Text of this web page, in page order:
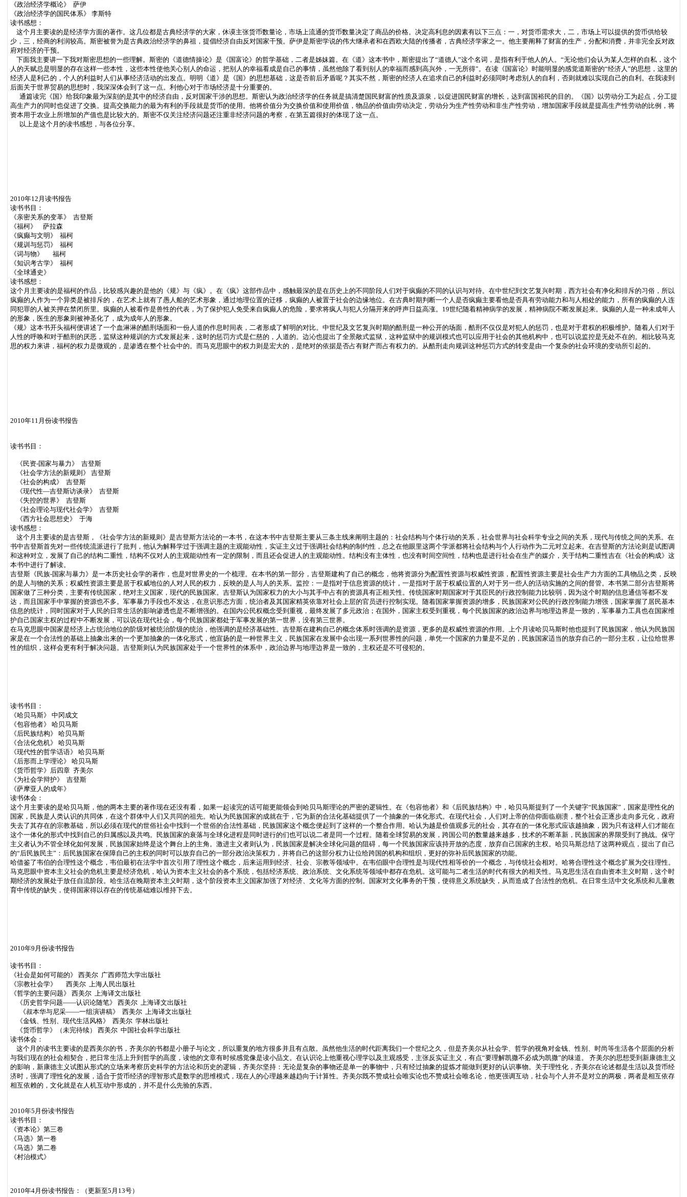
《政治经济学概论》 萨伊
《政治经济学的国民体系》 李斯特
读书感想：
这个月主要读的是经济学方面的著作。这几位都是古典经济学的大家，休谟主张货币数量论，市场上流通的货币数量决定了商品的价格。决定高利息的因素有以下三点：一，对货币需求大，二，市场上可以提供的货币供给较
少，三，经商的利润较高。斯密被誉为是古典政治经济学的鼻祖，提倡经济自由反对国家干预。萨伊是斯密学说的伟大继承者和在西欧大陆的传播者，古典经济学家之一。他主要阐释了财富的生产，分配和消费，并非完全反对政
府对经济的干预。
下面我主要讲一下我对斯密思想的一些理解。斯密的《道德情操论》是《国富论》的哲学基础，二者是姊妹篇。在《道》这本书中，斯密提出了“道德人”这个名词，是指有利于他人的人。“无论他们会认为某人怎样的自私，这个
人的天赋总是明显的存在这样一些本性，这些本性使他关心别人的命运，把别人的幸福看成是自己的事情，虽然他除了看到别人的幸福而感到高兴外，一无所得”。在读《国富论》时能明显的感觉道斯密的“经济人”的思想，这里的
经济人是利己的，个人的利益时人们从事经济活动的出发点。明明《道》是《国》的思想基础，这是否前后矛盾呢？其实不然，斯密的经济人在追求自己的利益时必须同时考虑别人的自利，否则就难以实现自己的自利。在我读到
后面关于世界贸易的思想时，我深深体会到了这一点。利他心对于市场经济是十分重要的。
通篇读完《国》给我印象最为深刻的是其中的经济自由，反对国家干涉的思想。斯密认为政治经济学的任务就是搞清楚国民财富的性质及源泉，以促进国民财富的增长，达到富国裕民的目的。《国》以劳动分工为起点，分工提
高生产力的同时也促进了交换。提高交换能力的最为有利的手段就是货币的使用。他将价值分为交换价值和使用价值，物品的价值由劳动决定，劳动分为生产性劳动和非生产性劳动，增加国家手段就是提高生产性劳动的比例，将
资本用于农业上所增加的产值也是比较大的。斯密不仅关注经济问题还注重非经济问题的考察，在第五篇很好的体现了这一点。
以上是这个月的读书感想，与各位分享。
2010年12月读书报告
读书书目：
《亲密关系的变革》 吉登斯
《福柯》 萨拉森
《疯癫与文明》 福柯
《规训与惩罚》 福柯
《词与物》 福柯
《知识考古学》 福柯
《全球通史》
读书感想：
这个月主要读的是福柯的作品，比较感兴趣的是他的《规》与《疯》。在《疯》这部作品中，感触最深的是在历史上的不同阶段人们对于疯癫的不同的认识与对待。在中世纪到文艺复兴时期，西方社会有净化和排斥的习俗，所以
疯癫的人作为一个异类是被排斥的，在艺术上就有了愚人船的艺术形象，通过地理位置的迁移，疯癫的人被置于社会的边缘地位。在古典时期判断一个人是否疯癫主要看他是否具有劳动能力和与人相处的能力，所有的疯癫的人连
同犯罪的人被关押在禁闭所里。疯癫的人被看作是兽性的代表，为了保护犯人免受来自疯癫人的危险，要求将疯人与犯人分隔开来的呼声日益高涨。19世纪随着精神病学的发展，精神病院不断发展起来。疯癫的人是一种未成年人
的形象，医生的形象则被神圣化了，成为成年人的形象。
《规》这本书开头福柯便讲述了一个血淋淋的酷刑场面和一份人道的作息时间表，二者形成了鲜明的对比。中世纪及文艺复兴时期的酷刑是一种公开的场面，酷刑不仅仅是对犯人的惩罚，也是对于君权的积极维护。随着人们对于
人性的呼唤和对于酷刑的厌恶，监狱这种规训的方式发展起来，这时的惩罚方式是仁慈的，人道的。边沁也提出了全景敞式监狱，这种监狱中的规训模式也可以应用于社会的其他机构中，也可以说监控是无处不在的。相比较马克
思的权力来讲，福柯的权力是微观的，是渗透在整个社会中的。而马克思眼中的权力则是宏大的，是绝对的依据是否占有财产而占有权力的。从酷刑走向规训这种惩罚方式的转变是由一个复杂的社会环境的变动所引起的。
2010年11月份读书报告
读书书目：
《民资-国家与暴力》 吉登斯
《社会学方法的新规则》 吉登斯
《社会的构成》 吉登斯
《现代性—吉登斯访谈录》 吉登斯
《失控的世界》 吉登斯
《社会理论与现代社会学》 吉登斯
《西方社会思想史》 于海
读书感想：
这个月主要读的是吉登斯，《社会学方法的新规则》是吉登斯方法论的一本书，在这本书中吉登斯主要从三条主线来阐明主题的：社会结构与个体行动的关系，社会世界与社会科学专业之间的关系，现代与传统之间的关系。在
书中吉登斯首先对一些传统流派进行了批判，他认为解释学过于强调主题的主观能动性，实证主义过于强调社会结构的制约性，总之在他眼里这两个学派都将社会结构与个人行动作为二元对立起来。在吉登斯的方法论则是试图调
和这种对立，发展了自己的结构二重性，结构不仅对人的主观能动性有一定的限制，而且还会促进人的主观能动性。结构没有主体性，也没有时间空间性，结构也是进行社会在生产的媒介，关于结构二重性吉在《社会的构成》这
本书中进行了解读。
吉登斯《民族-国家与暴力》是一本历史社会学的著作，也是对世界史的一个梳理。在本书的第一部分，吉登斯建构了自己的概念，他将资源分为配置性资源与权威性资源，配置性资源主要是社会生产力方面的工具物品之类，反映
的是人与物的关系；权威性资源主要是居于权威地位的人对人民的权力，反映的是人与人的关系。监控：一是指对于信息资源的统计，一是指对于居于权威位置的人对于另一些人的活动实施的之间的督管。本书第二部分吉登斯将
国家做了三种分类，主要有传统国家，绝对主义国家，现代的民族国家。吉登斯认为国家权力的大小与其手中占有的资源具有正相关性。传统国家时期国家对于其臣民的行政控制能力比较弱，因为这个时期的信息通信等都不发
达，而且国家手中掌握的资源也不多。军事暴力手段也不发达，在意识形态方面，统治者及其国家精英依靠对社会上层的官员进行控制实现。随着国家掌握资源的增多，民族国家对公民的行政控制能力增强，国家掌握了居民基本
信息的统计，同时国家对于人民的日常生活的影响渗透也是不断增强的。在国内公民权概念受到重视，最终发展了多元政治；在国外，国家主权受到重视，每个民族国家的政治边界与地理边界是一致的，军事暴力工具也在国家维
护自己国家主权的过程中不断发展，可以说在现代社会，每个民族国家都处于军事发展的第一世界，没有第三世界。
在马克思眼中国家是经济上占统治地位的阶级对被统治阶级的统治，他强调的是经济基础性。吉登斯在建构自己的概念体系时强调的是资源，更多的是权威性资源的作用。上个月读哈贝马斯时他也提到了民族国家，他认为民族国
家是在一个合法性的基础上抽象出来的一个更加抽象的一体化形式，他宣扬的是一种世界主义，民族国家在发展中会出现一系列世界性的问题，单凭一个国家的力量是不足的，民族国家适当的放弃自己的一部分主权，让位给世界
性的组织，这样会更有利于解决问题。吉登斯则认为民族国家处于一个世界性的体系中，政治边界与地理边界是一致的，主权还是不可侵犯的。
读书书目：
《哈贝马斯》 中冈成文
《包容他者》 哈贝马斯
《后民族结构》 哈贝马斯
《合法化危机》 哈贝马斯
《现代性的哲学话语》 哈贝马斯
《后形而上学理论》 哈贝马斯
《货币哲学》后四章 齐美尔
《为社会学辩护》 吉登斯
《萨摩亚人的成年》
读书体会：
这个月主要读的是哈贝马斯，他的两本主要的著作现在还没有看，如果一起读完的话可能更能领会到哈贝马斯理论的严密的逻辑性。在《包容他者》和《后民族结构》中，哈贝马斯提到了一个关键字“民族国家”，国家是理性化的
国家，民族是人类认识的共同体，在这个群体中人们又共同的祖先。哈认为民族国家的成就在于，它为新的合法化基础提供了一个抽象的一体化形式。在现代社会，人们对上帝的信仰面临崩溃，整个社会正逐步走向多元化，政府
失去了其存在的宗教基础，所以必须在现代的世俗社会中找到一个世俗的合法性基础，民族国家这个概念便起到了这样的一个整合作用。哈认为越是价值观多元的社会，其存在的一体化形式应该越抽象，因为只有这样人们才能在
这个一体化的形式中找到自己的归属感以及共鸣。民族国家的衰落与全球化进程是同时进行的们也可以说二者是同一个过程。随着全球贸易的发展，跨国公司的数量越来越多，技术的不断革新，民族国家的界限受到了挑战。保守
主义者认为不管全球化如何发展，民族国家始终是这个舞台上的主角。激进主义者则认为，民族国家是解决全球化问题的阻碍，每一个民族国家应该持开放的态度，放弃自己国家的主权。哈贝马斯总结了这两种观点，提出了自己
的“后民族民主”：后民族国家在保障自己的主权的同时可以放弃自己的一部分政治决策权力，并将自己的这部分权力让位给跨国的机构和组织，更好的弥补后民族国家的功能。
哈借鉴了韦伯的合理性这个概念，韦伯最初在法学中首次引用了理性这个概念，后来运用到经济、社会、宗教等领域中。在韦伯眼中合理性是与现代性相等价的一个概念，与传统社会相对。哈将合理性这个概念扩展为交往理性。
马克思眼中资本主义社会的危机主要是经济危机，哈认为资本主义社会的各个系统，包括经济系统、政治系统、文化系统等领域中都存在危机。这可能与二者生活的时代有很大的相关性。马克思生活在自由资本主义时期，这个时
期经济的发展处于放任自流阶段。哈生活在晚期资本主义时期，这个阶段资本主义国家加强了对经济、文化等方面的控制。国家对文化事务的干预，使得意义系统缺失，从而造成了合法性的危机。在日常生活中文化系统和儿童教
育中传统的缺失，使得国家得以存在的传统基础难以维持下去。
2010年9月份读书报告
读书书目：
《社会是如何可能的》 西美尔 广西师范大学出版社
《宗教社会学》 西美尔 上海人民出版社
《哲学的主要问题》 西美尔 上海译文出版社
《历史哲学问题——认识论随笔》 西美尔 上海译文出版社
《叔本华与尼采——一组演讲稿》 西美尔 上海译文出版社
《金钱、性别、现代生活风格》 西美尔 学林出版社
《货币哲学》（未完待续） 西美尔 中国社会科学出版社
读书体会：
这个月的读书主要读的是西美尔的书，齐美尔的书都是小册子与论文，所以重复的地方很多并且有点散。虽然他生活的时代距离我们一个世纪之久，但是齐美尔从社会学、哲学的视角对金钱、性别、时尚等生活各个层面的分析
与我们现在的社会相契合，把日常生活上升到哲学的高度，读他的文章有时候感觉像是读小品文。在认识论上他重视心理学以及主观感受，主张反实证主义，有点“要理解凯撒不必成为凯撒”的味道。 齐美尔的思想受到新康德主义
的影响，新康德主义试图从形式的立场来考察历史科学的方法论和历史的逻辑，齐美尔坚持：无论是复杂的事物还是单一的事物中，只有经过抽象的提炼才能做到更好的认识事物。关于理性化，齐美尔在论述都是生活以及货币经
济时，强调了理性化的发展，适合于货币经济的理智形式是数学的思维模式，现在人的心理越来越趋向于计算性。齐美尔既不赞成社会唯实论也不赞成社会唯名论，他更强调互动，社会与个人并不是对立的两极，两者是相互依存
相互依赖的，文化就是在人机互动中形成的，并不是什么先验的东西。
2010年5月份读书报告
读书书目：
《资本论》第三卷
《马选》第一卷
《马选》第二卷
《村治模式》
2010年4月份读书报告：（更新至5月13号）